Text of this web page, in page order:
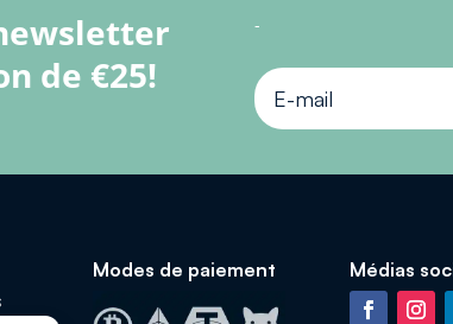
de €25!
-
Modes de paiement Médias